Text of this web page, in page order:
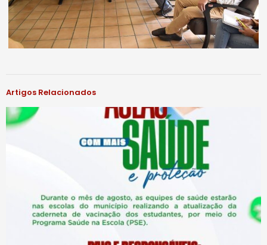
Artigos Relacionados